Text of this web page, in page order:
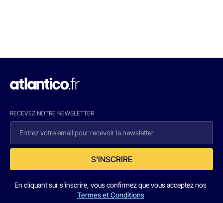
RECEVEZ NOTRE NEWSLETTER
S'INSCRIRE
En cliquant sur s'inscrire, vous confirmez que vous acceptez nos
Termes et Conditions